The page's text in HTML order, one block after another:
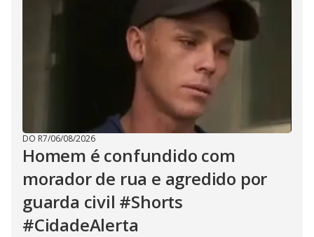
DO R7/06/08/2026
Homem é confundido com
morador de rua e agredido por
guarda civil #Shorts
#CidadeAlerta